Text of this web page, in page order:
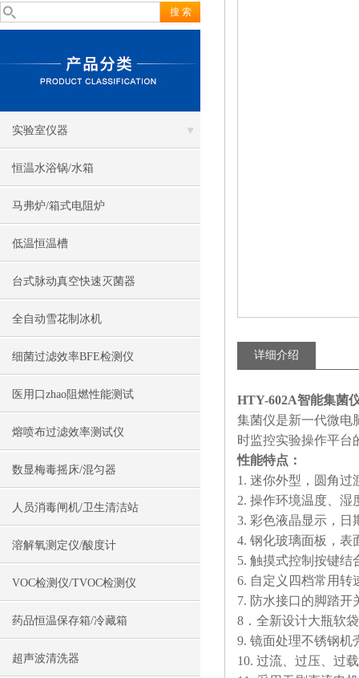
实验室仪器
恒温水浴锅/水箱
马弗炉/箱式电阻炉
低温恒温槽
台式脉动真空快速灭菌器
全自动雪花制冰机
细菌过滤效率BFE检测仪
医用口zhao阻燃性能测试
熔喷布过滤效率测试仪
数显梅毒摇床/混匀器
人员消毒闸机/卫生清洁站
溶解氧测定仪/酸度计
VOC检测仪/TVOC检测仪
药品恒温保存箱/冷藏箱
超声波清洗器
详细介绍
HTY-602A智能集菌
集菌仪是新一代微电
时监控实验操作平台
性能特点：
1. 迷你外型，圆角过
2. 操作环境温度、湿
3. 彩色液晶显示，日
4. 钢化玻璃面板，表
5. 触摸式控制按键
6. 自定义四档常用转
7. 防水接口的脚踏开
8．全新设计大瓶软
9. 镜面处理不锈钢机
10. 过流、过压、过